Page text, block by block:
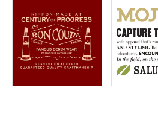
meeting_room ログイン 会員登録